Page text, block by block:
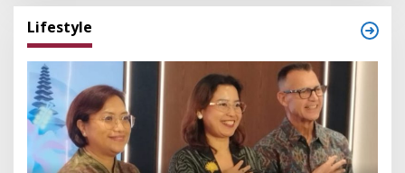
Lifestyle